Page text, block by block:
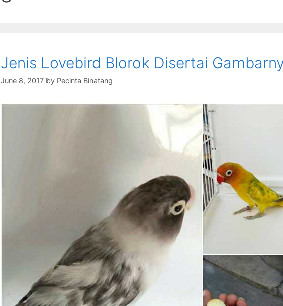
Jenis Lovebird Blorok Disertai
June 8, 2017 by Pecinta Binatang